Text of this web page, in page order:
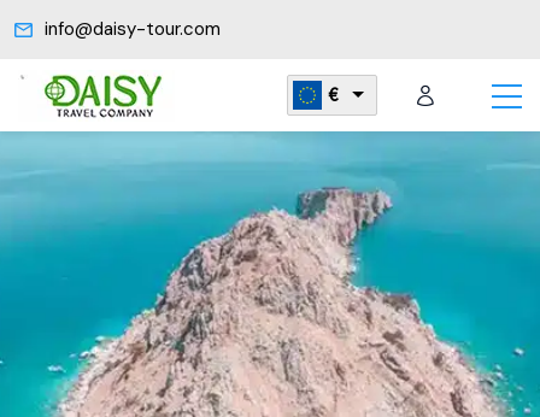
info@daisy-tour.com
€